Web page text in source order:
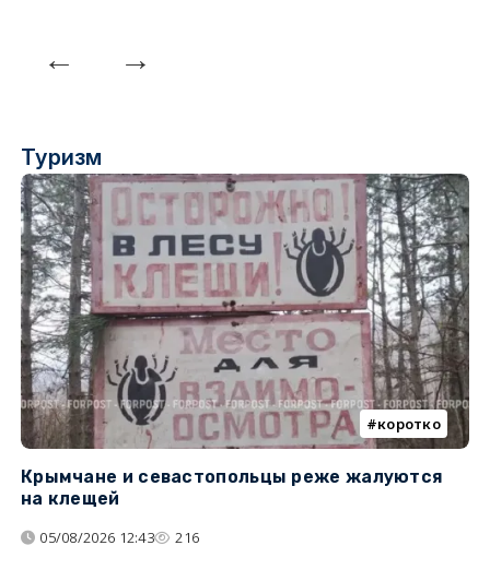
Туризм
коротко
Крымчане и севастопольцы реже жалуются
на клещей
05/08/2026 12:43 216